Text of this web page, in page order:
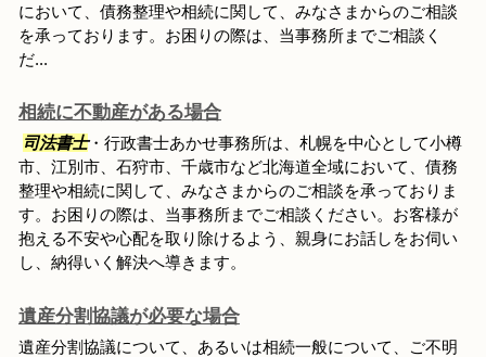
において、債務整理や相続に関して、みなさまからのご相談
を承っております。お困りの際は、当事務所までご相談く
だ...
相続に不動産がある場合
司法書士・行政書士あかせ事務所は、札幌を中心として小樽
市、江別市、石狩市、千歳市など北海道全域において、債務
整理や相続に関して、みなさまからのご相談を承っておりま
す。お困りの際は、当事務所までご相談ください。お客様が
抱える不安や心配を取り除けるよう、親身にお話しをお伺い
し、納得いく解決へ導きます。
遺産分割協議が必要な場合
遺産分割協議について、あるいは相続一般について、ご不明